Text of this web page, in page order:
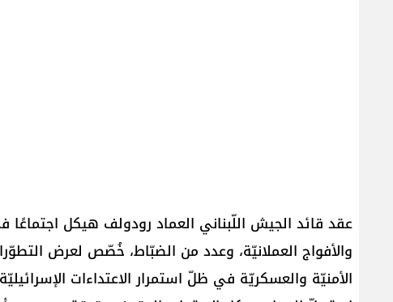
عقد قائد الجيش اللّبناني العماد ​رودولف هيكل​ اجتماعًا
والأفواج العملانيّة، وعدد من الضبّاط، خُصّص لعرض
الأمنيّة والعسكريّة في ظلّ استمرار الاعتداءات